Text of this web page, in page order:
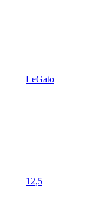
LeGato
12,5